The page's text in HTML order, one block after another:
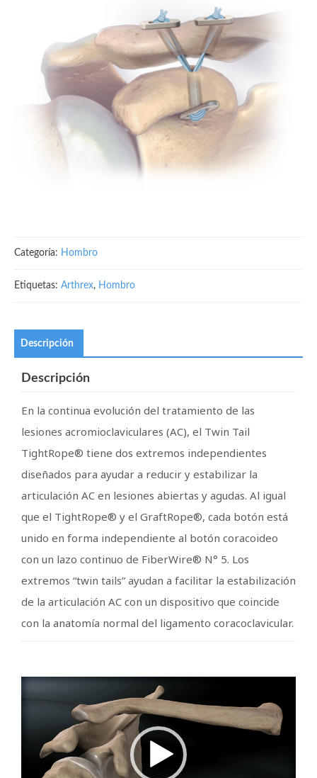
Categoría: Hombro
Etiquetas: Arthrex, Hombro
Descripción
Descripción
En la continua evolución del tratamiento de las
lesiones acromioclaviculares (AC), el Twin Tail
TightRope® tiene dos extremos independientes
diseñados para ayudar a reducir y estabilizar la
articulación AC en lesiones abiertas y agudas. Al igual
que el TightRope® y el GraftRope®, cada botón está
unido en forma independiente al botón coracoideo
con un lazo continuo de FiberWire® N° 5. Los
extremos “twin tails” ayudan a facilitar la estabilización
de la articulación AC con un dispositivo que coincide
con la anatomía normal del ligamento coracoclavicular.